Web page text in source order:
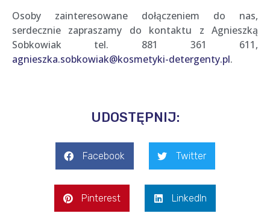
Osoby zainteresowane dołączeniem do nas,
serdecznie zapraszamy do kontaktu z Agnieszką
Sobkowiak tel. 881 361 611,
agnieszka.sobkowiak@kosmetyki-detergenty.pl.
UDOSTĘPNIJ:
Facebook Twitter
Pinterest LinkedIn